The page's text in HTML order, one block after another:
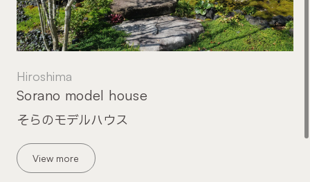
Hiroshima
そらのモデルハウス
Sorano model house
View more